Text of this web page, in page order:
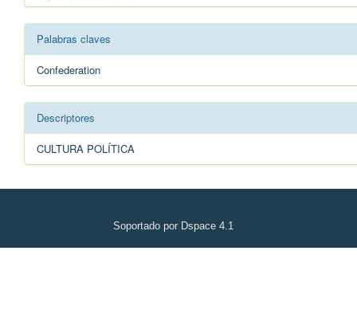
Palabras claves
Confederation
Descriptores
CULTURA POLÍTICA
Soportado por Dspace 4.1